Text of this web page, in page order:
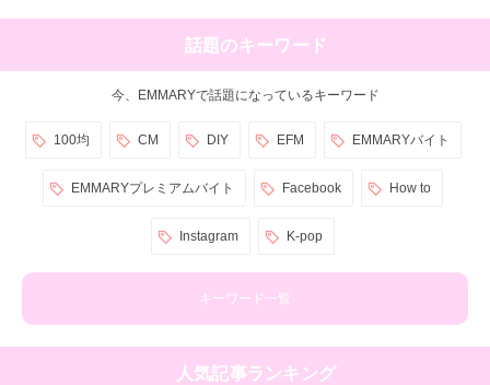
話題のキーワード
今、EMMARYで話題になっているキーワード
100均 CM DIY EFM EMMARYバイト
EMMARYプレミアムバイト Facebook How to
Instagram K-pop
キーワード一覧
人気記事ランキング